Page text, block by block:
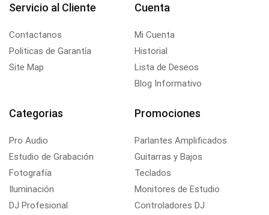
Servicio al Cliente
Contactanos
Politicas de Garantía
Site Map
Cuenta
Mi Cuenta
Historial
Lista de Deseos
Blog Informativo
Categorias
Pro Audio
Estudio de Grabación
Fotografía
Iluminación
DJ Profesional
Promociones
Parlantes Amplificados
Guitarras y Bajos
Teclados
Monitores de Estudio
Controladores DJ